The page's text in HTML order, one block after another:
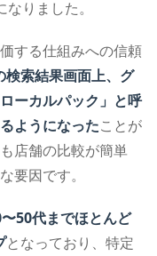
りました。
する仕組みへの信頼
検索結果画面上、グ
ーカルパック」と呼
ようになったことが
店舗の比較が簡単
要因です。
50代までほとんど
となっており、特定